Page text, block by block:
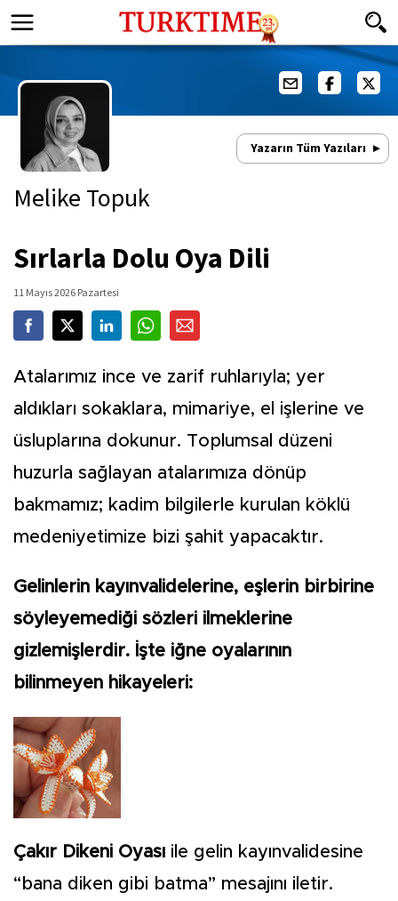
Yazarın Tüm Yazıları
Melike Topuk
Sırlarla Dolu Oya Dili
11 Mayıs 2026 Pazartesi
Atalarımız ince ve zarif ruhlarıyla; yer
aldıkları sokaklara, mimariye, el işlerine ve
üsluplarına dokunur. Toplumsal düzeni
huzurla sağlayan atalarımıza dönüp
bakmamız; kadim bilgilerle kurulan köklü
medeniyetimize bizi şahit yapacaktır.
Gelinlerin kayınvalidelerine, eşlerin birbirine
söyleyemediği sözleri ilmeklerine
gizlemişlerdir. İşte iğne oyalarının
bilinmeyen hikayeleri:
Çakır Dikeni Oyası ile gelin kayınvalidesine
“bana diken gibi batma” mesajını iletir.